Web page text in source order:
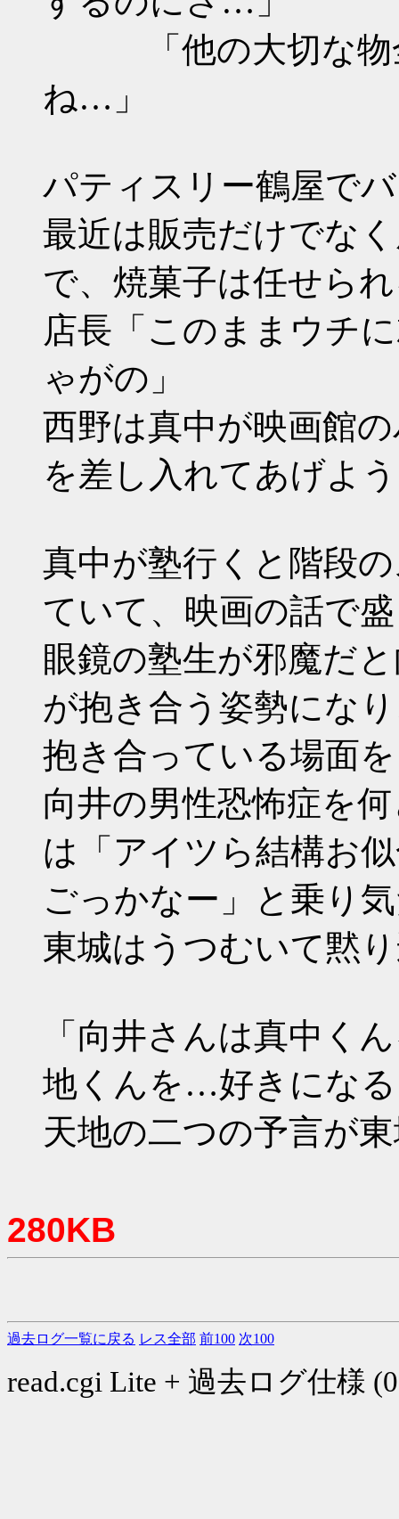
「他の大切な物全
ね…」
パティスリー鶴屋で
最近は販売だけでな
で、焼菓子は任せら
店長「このままウチ
ゃがの」
西野は真中が映画館
を差し入れてあげよ
真中が塾行くと階段
ていて、映画の話で
眼鏡の塾生が邪魔だ
が抱き合う姿勢にな
抱き合っている場面
向井の男性恐怖症を
は「アイツら結構お
ごっかなー」と乗り
東城はうつむいて黙
「向井さんは真中く
地くんを…好きにな
天地の二つの予言が
280KB
過去ログ一覧に戻る レス全部 前100 次100
read.cgi Lite + 過去ログ仕様